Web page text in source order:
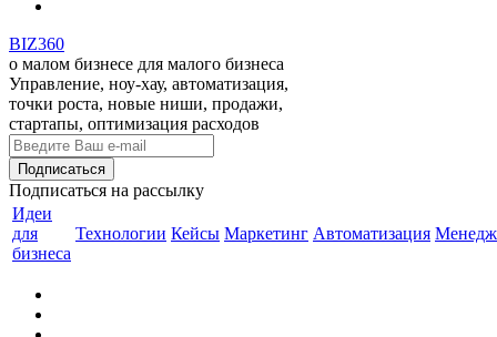
BIZ360
о малом бизнесе для малого бизнеса
Управление, ноу-хау, автоматизация,
точки роста, новые ниши, продажи,
стартапы, оптимизация расходов
Подписаться на рассылку
Идеи
для
бизнеса
Технологии Кейсы Маркетинг Автоматизация